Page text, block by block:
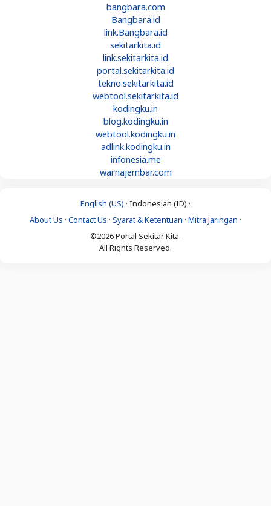
bangbara.com
Bangbara.id
link.Bangbara.id
sekitarkita.id
link.sekitarkita.id
portal.sekitarkita.id
tekno.sekitarkita.id
webtool.sekitarkita.id
kodingku.in
blog.kodingku.in
webtool.kodingku.in
adlink.kodingku.in
infonesia.me
warnajembar.com
English (US) · Indonesian (ID) ·
About Us · Contact Us · Syarat & Ketentuan · Mitra Jaringan ·
©2026 Portal Sekitar Kita.
All Rights Reserved.